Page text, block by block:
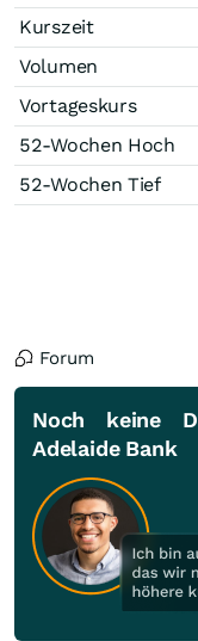
Kurszeit
Volumen
Vortageskurs
52-Wochen Hoch
52-Wochen Tief
Forum
Noch keine
Adelaide Bank